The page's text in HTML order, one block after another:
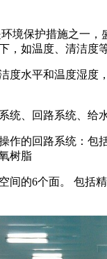
保护措施之一，
如温度、清洁度
平和温度湿度
、回路系统、给水
的回路系统：包
树脂
6个面。 包括